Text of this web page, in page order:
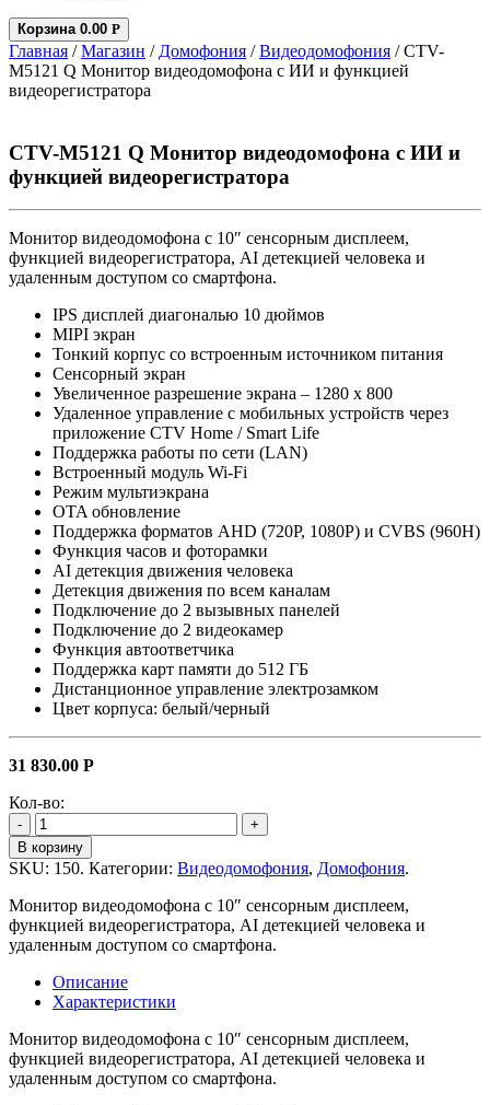
Корзина 0.00 Р
Главная /Магазин / Домофония /Видеодомофония / CTV-
M5121 Q Монитор видеодомофона с ИИ и функцией
видеорегистратора
CTV-M5121 Q Монитор видеодомофона с ИИ и
функцией видеорегистратора
Монитор видеодомофона с 10″ сенсорным дисплеем,
функцией видеорегистратора, AI детекцией человека и
удаленным доступом со смартфона.
IPS дисплей диагональю 10 дюймов
MIPI экран
Тонкий корпус со встроенным источником питания
Сенсорный экран
Увеличенное разрешение экрана – 1280 x 800
Удаленное управление с мобильных устройств через
приложение CTV Home / Smart Life
Поддержка работы по сети (LAN)
Встроенный модуль Wi-Fi
Режим мультиэкрана
OTA обновление
Поддержка форматов AHD (720P, 1080P) и CVBS (960H)
Функция часов и фоторамки
AI детекция движения человека
Детекция движения по всем каналам
Подключение до 2 вызывных панелей
Подключение до 2 видеокамер
Функция автоответчика
Поддержка карт памяти до 512 ГБ
Дистанционное управление электрозамком
Цвет корпуса: белый/черный
31 830.00 Р
Кол-во:
-
+
В корзину
SKU: 150. Категории: Видеодомофония, Домофония.
Монитор видеодомофона с 10″ сенсорным дисплеем,
функцией видеорегистратора, AI детекцией человека и
удаленным доступом со смартфона.
Описание
Характеристики
Монитор видеодомофона с 10″ сенсорным дисплеем,
функцией видеорегистратора, AI детекцией человека и
удаленным доступом со смартфона.